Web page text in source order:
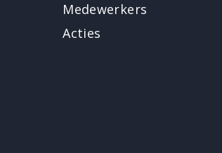
Medewerkers
Acties